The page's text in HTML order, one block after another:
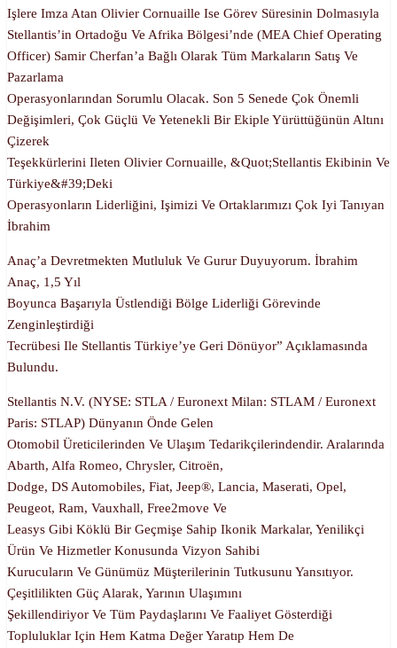
Işlere Imza Atan Olivier Cornuaille Ise Görev Süresinin Dolmasıyla
Stellantis’in Ortadoğu Ve Afrika Bölgesi’nde (MEA Chief Operating
Officer) Samir Cherfan’a Bağlı Olarak Tüm Markaların Satış Ve
Pazarlama
Operasyonlarından Sorumlu Olacak. Son 5 Senede Çok Önemli
Değişimleri, Çok Güçlü Ve Yetenekli Bir Ekiple Yürüttüğünün Altını
Çizerek
Teşekkürlerini Ileten Olivier Cornuaille, &quot;Stellantis Ekibinin Ve
Türkiye&#39;deki
Operasyonların Liderliğini, Işimizi Ve Ortaklarımızı Çok Iyi Tanıyan
İbrahim
Anaç’a Devretmekten Mutluluk Ve Gurur Duyuyorum. İbrahim
Anaç, 1,5 Yıl
Boyunca Başarıyla Üstlendiği Bölge Liderliği Görevinde
Zenginleştirdiği
Tecrübesi Ile Stellantis Türkiye’ye Geri Dönüyor” Açıklamasında
Bulundu.
Stellantis N.V. (NYSE: STLA / Euronext Milan: STLAM / Euronext
Paris: STLAP) Dünyanın Önde Gelen
Otomobil Üreticilerinden Ve Ulaşım Tedarikçilerindendir. Aralarında
Abarth, Alfa Romeo, Chrysler, Citroën,
Dodge, DS Automobiles, Fiat, Jeep®, Lancia, Maserati, Opel,
Peugeot, Ram, Vauxhall, Free2move Ve
Leasys Gibi Köklü Bir Geçmişe Sahip Ikonik Markalar, Yenilikçi
Ürün Ve Hizmetler Konusunda Vizyon Sahibi
Kurucuların Ve Günümüz Müşterilerinin Tutkusunu Yansıtıyor.
Çeşitlilikten Güç Alarak, Yarının Ulaşımını
Şekillendiriyor Ve Tüm Paydaşlarını Ve Faaliyet Gösterdiği
Topluluklar Için Hem Katma Değer Yaratıp Hem De